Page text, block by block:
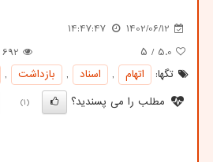
1402/06/12
14:47:47
5.0 / ۵
692
تگها:
اتهام , اسناد , بازداشت ,
مطلب را می پسندید؟
(1)